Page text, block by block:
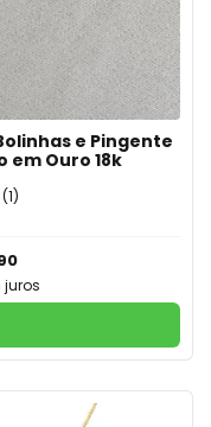
e Pingente
em Ouro 18k
(1)
juros